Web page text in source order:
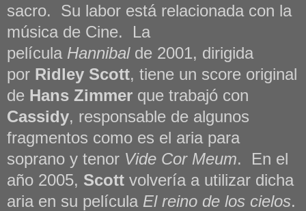
sacro. Su labor está relacionada con la
música de Cine. La
película Hannibal de 2001, dirigida
por Ridley Scott, tiene un score original
de Hans Zimmer que trabajó con
Cassidy, responsable de algunos
fragmentos como es el aria para
soprano y tenor Vide Cor Meum. En el
año 2005, Scott volvería a utilizar dicha
aria en su película El reino de los cielos.